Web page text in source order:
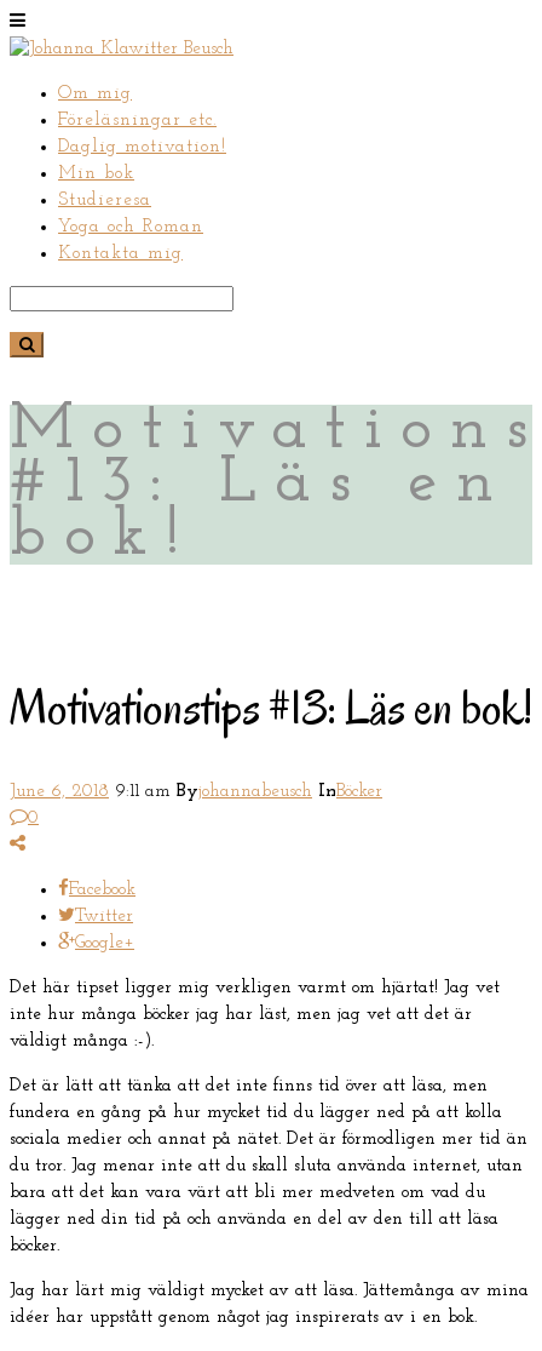
Om mig
Föreläsningar etc.
Daglig motivation!
Min bok
Studieresa
Yoga och Roman
Kontakta mig
#13: Läs en
bok!
Motivationstips #13: Läs en bok!
June 6, 2018 9:11 am Byjohannabeusch InBöcker
0
Facebook
Twitter
Google+
Det här tipset ligger mig verkligen varmt om hjärtat! Jag vet
inte hur många böcker jag har läst, men jag vet att det är
väldigt många :-).
Det är lätt att tänka att det inte finns tid över att läsa, men
fundera en gång på hur mycket tid du lägger ned på att kolla
sociala medier och annat på nätet. Det är förmodligen mer tid än
du tror. Jag menar inte att du skall sluta använda internet, utan
bara att det kan vara värt att bli mer medveten om vad du
lägger ned din tid på och använda en del av den till att läsa
böcker.
Jag har lärt mig väldigt mycket av att läsa. Jättemånga av mina
idéer har uppstått genom något jag inspirerats av i en bok.